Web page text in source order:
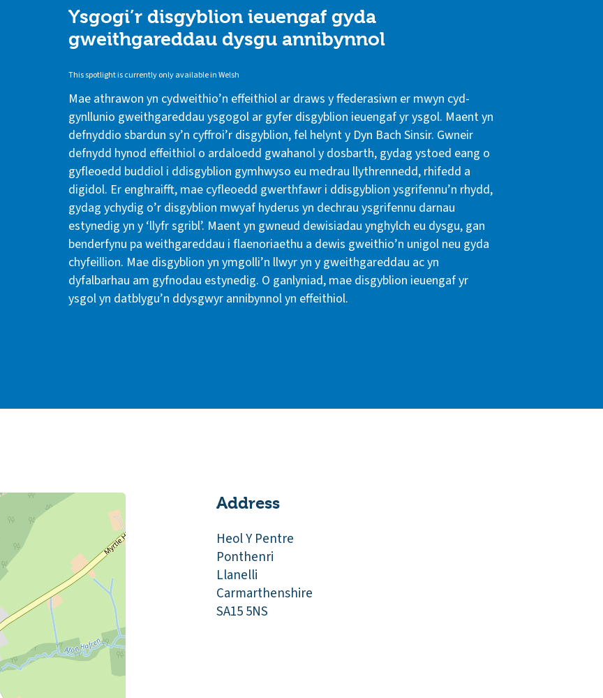
Ysgogi’r disgyblion ieuengaf gyda
gweithgareddau dysgu annibynnol
This spotlight is currently only available in Welsh
Mae athrawon yn cydweithio’n effeithiol ar draws y ffederasiwn er mwyn cyd-
gynllunio gweithgareddau ysgogol ar gyfer disgyblion ieuengaf yr ysgol. Maent yn
defnyddio sbardun sy’n cyffroi’r disgyblion, fel helynt y Dyn Bach Sinsir. Gwneir
defnydd hynod effeithiol o ardaloedd gwahanol y dosbarth, gydag ystoed eang o
gyfleoedd buddiol i ddisgyblion gymhwyso eu medrau llythrennedd, rhifedd a
digidol. Er enghraifft, mae cyfleoedd gwerthfawr i ddisgyblion ysgrifennu’n rhydd,
gydag ychydig o’r disgyblion mwyaf hyderus yn dechrau ysgrifennu darnau
estynedig yn y ‘llyfr sgribl’. Maent yn gwneud dewisiadau ynghylch eu dysgu, gan
benderfynu pa weithgareddau i flaenoriaethu a dewis gweithio’n unigol neu gyda
chyfeillion. Mae disgyblion yn ymgolli’n llwyr yn y gweithgareddau ac yn
dyfalbarhau am gyfnodau estynedig. O ganlyniad, mae disgyblion ieuengaf yr
ysgol yn datblygu’n ddysgwyr annibynnol yn effeithiol.
Address
Heol Y Pentre
Ponthenri
Llanelli
Carmarthenshire
SA15 5NS